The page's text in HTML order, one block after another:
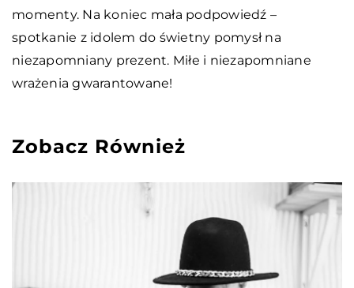
momenty. Na koniec mała podpowiedź –
spotkanie z idolem do świetny pomysł na
niezapomniany prezent. Miłe i niezapomniane
wrażenia gwarantowane!
Zobacz Również